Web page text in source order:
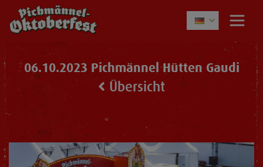
06.10.2023 Pichmännel Hütten Gaudi
Übersicht